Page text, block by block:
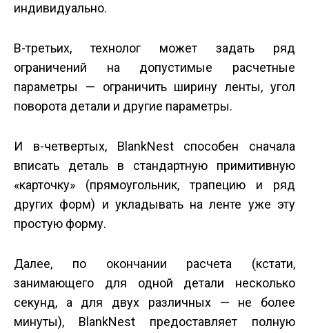
индивидуально.
В-третьих, технолог может задать ряд
ограничений на допустимые расчетные
параметры — ограничить ширину ленты, угол
поворота детали и другие параметры.
И в-четвертых, BlankNest способен сначала
вписать деталь в стандартную примитивную
«карточку» (прямоугольник, трапецию и ряд
других форм) и укладывать на ленте уже эту
простую форму.
Далее, по окончании расчета (кстати,
занимающего для одной детали несколько
секунд, а для двух различных — не более
минуты), BlankNest предоставляет полную